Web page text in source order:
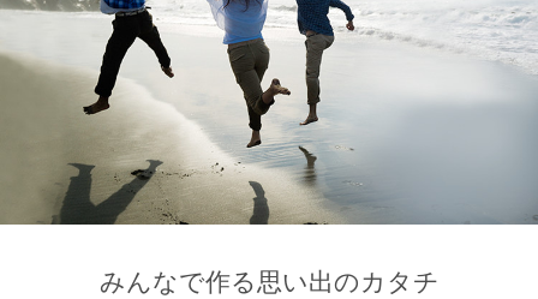
みんなで作る思い出のカタチ